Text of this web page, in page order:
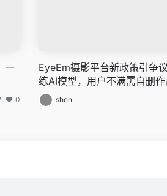
一
0
EyeEm摄影平台新政策引争
练AI模型，用户不满需自删作
shen